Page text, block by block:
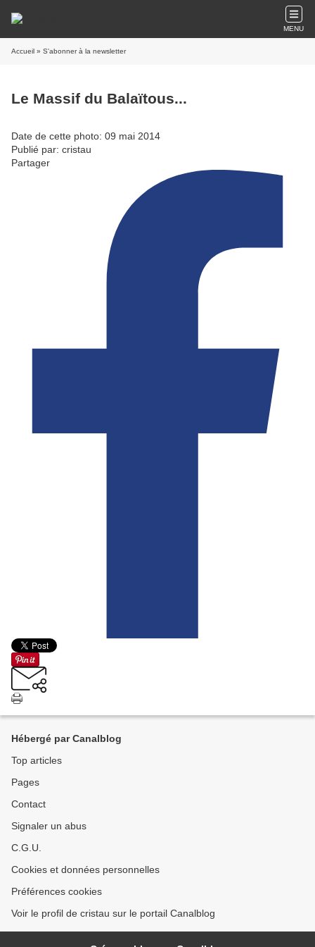
MENU
Accueil » S'abonner à la newsletter
Le Massif du Balaïtous...
Date de cette photo: 09 mai 2014
Publié par: cristau
Partager
Hébergé par Canalblog
Top articles
Pages
Contact
Signaler un abus
C.G.U.
Cookies et données personnelles
Préférences cookies
Voir le profil de cristau sur le portail Canalblog